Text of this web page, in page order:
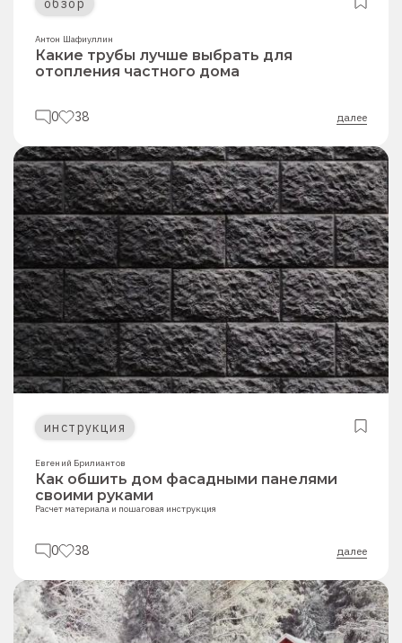
обзор
Антон Шафиуллин
Какие трубы лучше выбрать для
отопления частного дома
0 38 далее
инструкция
Евгений Брилиантов
Как обшить дом фасадными панелями
своими руками
Расчет материала и пошаговая инструкция
0 38 далее